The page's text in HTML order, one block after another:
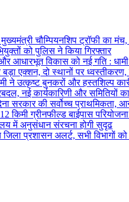
चौम्पियनशिप ट्रॉफी का मंच,
को पुलिस ने किया गिरफ्तार
और आधारभूत विकास को नई गति :
एक्शन, दो स्थानों पर ध्वस्तीकरण,
ने उत्कृष्ट बुनकरों और हस्तशिल्प
नई कार्यकारिणी और समितियों
सरकार की सर्वोच्च प्राथमिकता,
किमी ग्रीनफील्ड बाईपास
में अनुसंधान संरचना होगी सुदृढ
जिला प्रशासन अलर्ट, सभी विभागों